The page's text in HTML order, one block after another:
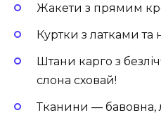
Жакети з прямим
Куртки з латками та
Штани карго з
слона сховай!
Тканини — бавовна,